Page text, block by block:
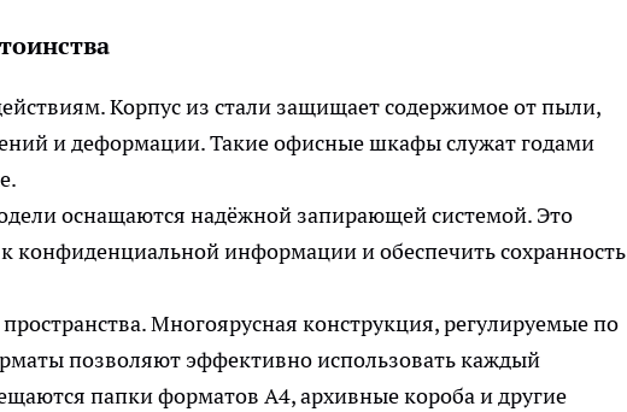
Корпус из стали защищает содержимое от пыли,
и деформации. Такиеофисные шкафыслужат годами
оснащаются надёжной запирающей системой. Это
конфиденциальной информации и обеспечить сохранность
Многоярусная конструкция, регулируемые по
позволяют эффективно использовать каждый
папки форматов A4, архивные короба и другие